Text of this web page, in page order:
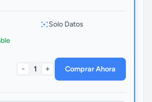
Solo Datos
- 1 + Comprar Ahora